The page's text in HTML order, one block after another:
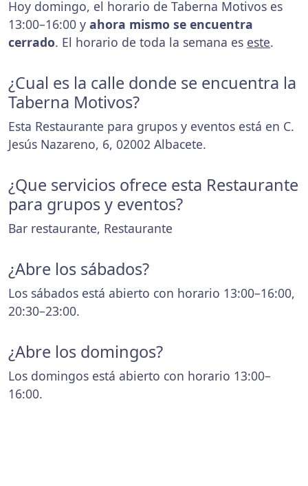
Hoy domingo, el horario de Taberna Motivos es
13:00–16:00 y ahora mismo se encuentra
cerrado. El horario de toda la semana es este.
¿Cual es la calle donde se encuentra la
Taberna Motivos?
Esta Restaurante para grupos y eventos está en C.
Jesús Nazareno, 6, 02002 Albacete.
¿Que servicios ofrece esta Restaurante
para grupos y eventos?
Bar restaurante, Restaurante
¿Abre los sábados?
Los sábados está abierto con horario 13:00–16:00,
20:30–23:00.
¿Abre los domingos?
Los domingos está abierto con horario 13:00–
16:00.